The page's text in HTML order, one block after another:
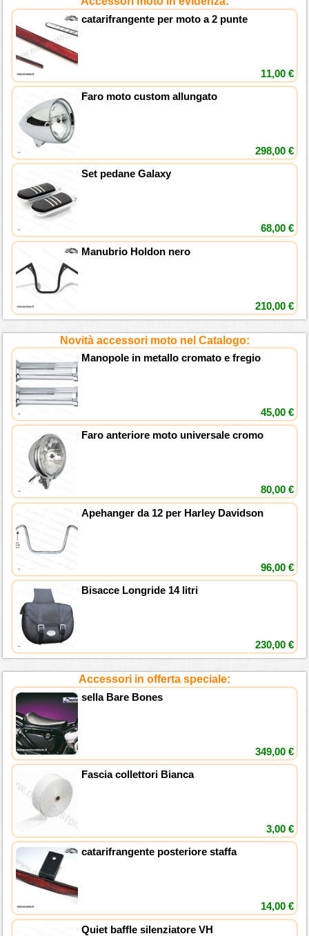
catarifrangente per moto a 2 punte
11,00 €
Faro moto custom allungato
298,00 €
Set pedane Galaxy
68,00 €
Manubrio Holdon nero
210,00 €
Novità accessori moto nel Catalogo:
Manopole in metallo cromato e fregio
45,00 €
Faro anteriore moto universale cromo
80,00 €
Apehanger da 12 per Harley Davidson
96,00 €
Bisacce Longride 14 litri
230,00 €
Accessori in offerta speciale:
sella Bare Bones
349,00 €
Fascia collettori Bianca
3,00 €
catarifrangente posteriore staffa
14,00 €
Quiet baffle silenziatore VH